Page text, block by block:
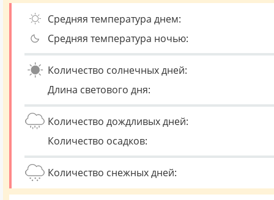
Средняя температура днем:
Средняя температура ночью:
Количество солнечных дней:
Длина светового дня:
Количество дождливых дней:
Количество осадков:
Количество снежных дней: